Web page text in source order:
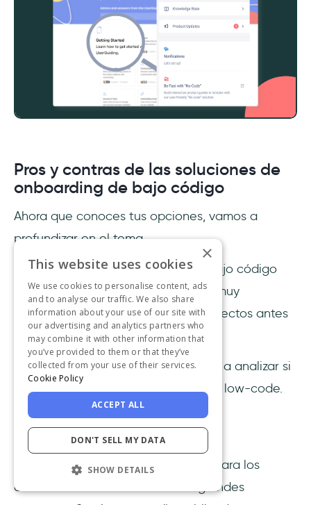
Pros y contras de las soluciones de
onboarding de bajo código
Ahora que conoces tus opciones, vamos a
profundizar en el tema.
Las soluciones de onboarding de bajo código
tienen pros y contras. Por tanto, es muy
importante considerar todos los aspectos antes
de pasar a la fase de decisión.
La siguiente información te ayudará a analizar si
necesitas soluciones de onboarding low-code.
Pros
El low-code es una opción segura para los
desarrolladores de software de grandes
×
This website uses cookies
We use cookies to personalise content, ads
and to analyse our traffic. We also share
information about your use of our site with
our advertising and analytics partners who
may combine it with other information that
you’ve provided to them or that they’ve
collected from your use of their services.
Cookie Policy
ACCEPT ALL
DON'T SELL MY DATA
SHOW DETAILS